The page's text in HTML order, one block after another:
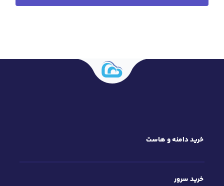
خرید دامنه و هاست
خرید سرور